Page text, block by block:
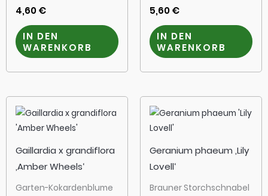
4,60€
IN DEN
WARENKORB
5,60€
IN DEN
WARENKORB
Gaillardia x grandiflora
‚Amber Wheels‘
Garten-Kokardenblume
Geranium phaeum ‚Lily
Lovell‘
Brauner Storchschnabel